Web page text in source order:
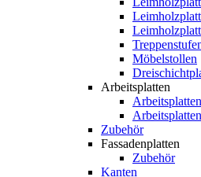
Möbelstollen
Arbeitsplatten
Arbeitsplatten
Zubehör
Fassadenplatten
Zubehör
Kanten